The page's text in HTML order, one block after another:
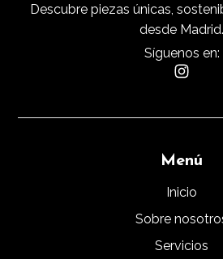
Descubre piezas únicas,
desde Madrid.
Síguenos en:
Menú
Inicio
Sobre
Servicios